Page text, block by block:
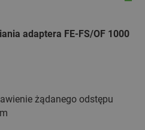
adaptera FE-FS/OF 1000
żądanego odstępu